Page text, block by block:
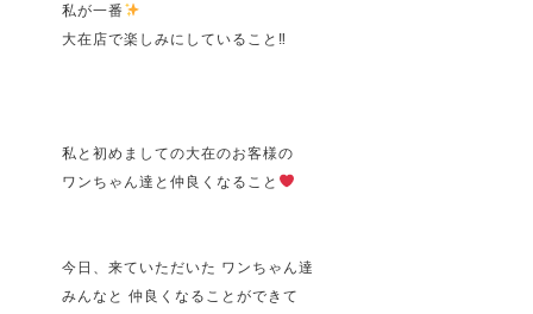
私が一番
大在店で楽しみにしていること‼︎
私と初めましての大在のお客様の
ワンちゃん達と仲良くなること
今日、来ていただいた ワンちゃん達
みんなと 仲良くなることができて